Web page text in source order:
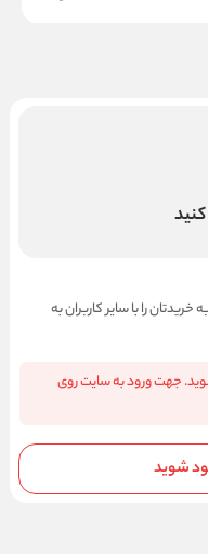
را با سایر کاربران به
جهت ورود به سایت روی
شوید